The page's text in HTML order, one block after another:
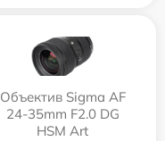
Объектив Sigma AF
24-35mm F2.0 DG
HSM Art